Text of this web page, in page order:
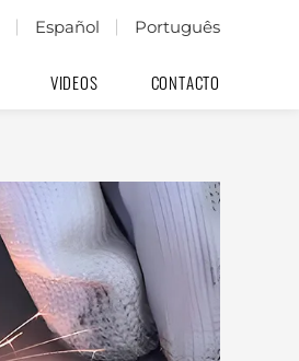
Español Português
VIDEOS CONTACTO